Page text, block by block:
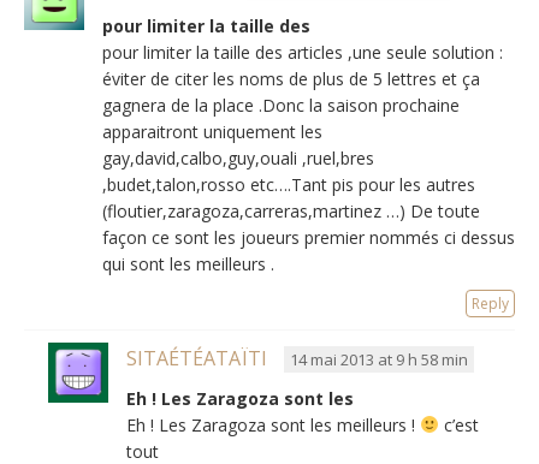
pour limiter la taille des
pour limiter la taille des articles ,une seule solution :
éviter de citer les noms de plus de 5 lettres et ça
gagnera de la place .Donc la saison prochaine
apparaitront uniquement les
gay,david,calbo,guy,ouali ,ruel,bres
,budet,talon,rosso etc….Tant pis pour les autres
(floutier,zaragoza,carreras,martinez …) De toute
façon ce sont les joueurs premier nommés ci dessus
qui sont les meilleurs .
Reply
SITAÉTÉATAÏTI 14 mai 2013 at 9 h 58 min
Eh ! Les Zaragoza sont les
Eh ! Les Zaragoza sont les meilleurs !
c’est
tout